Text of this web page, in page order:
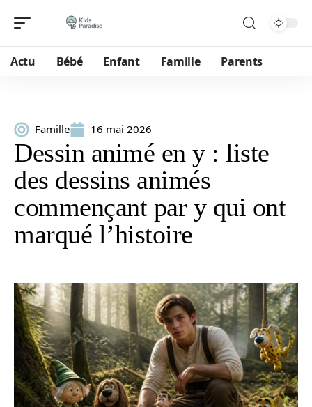
Actu Bébé Enfant Famille Parents
Famille 16 mai 2026
Dessin animé en y : liste
des dessins animés
commençant par y qui ont
marqué l’histoire